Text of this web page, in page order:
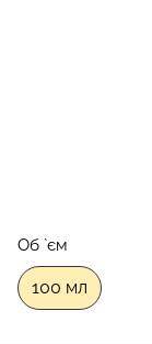
Об `єм
100 мл